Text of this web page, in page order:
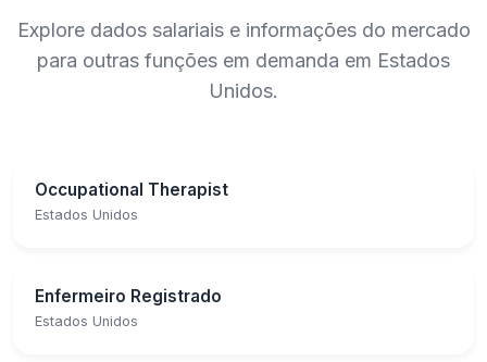
Explore dados salariais e informações do mercado
para outras funções em demanda em Estados
Unidos.
Occupational Therapist
Estados Unidos
Enfermeiro Registrado
Estados Unidos